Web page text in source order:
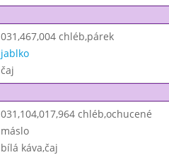
031,467,004 chléb,párek
jablko
čaj
031,104,017,964 chléb,ochucené
máslo
bílá káva,čaj